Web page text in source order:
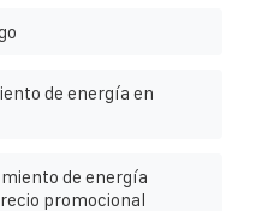
de energía en
de energía
promocional